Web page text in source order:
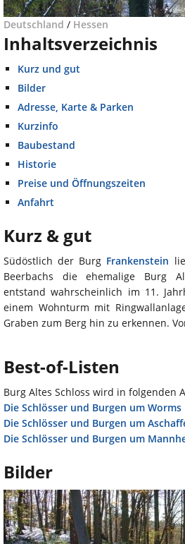
Deutschland / Hessen
Inhaltsverzeichnis
Kurz und gut
Bilder
Adresse, Karte & Parken
Kurzinfo
Baubestand
Historie
Preise und Öffnungszeiten
Anfahrt
Kurz & gut
Südöstlich der Burg Frankenstein
Beerbachs die ehemalige Burg
entstand wahrscheinlich im 11.
einem Wohnturm mit
Graben zum Berg hin zu erkennen.
Best-of-Listen
Burg Altes Schloss wird in folgenden
Die Schlösser und Burgen um Worms
Die Schlösser und Burgen um
Die Schlösser und Burgen um
Bilder